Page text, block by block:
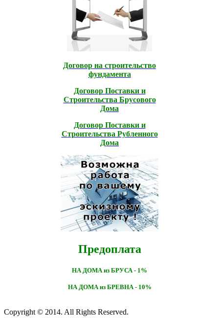
Договор на строительство
фундамента
Договор Поставки и
Строительcтва Брусового
Дома
Договор Поставки и
Строительcтва Рубленного
Дома
Предоплата
НА ДОМА из БРУСА - 1%
НА ДОМА из БРЕВНА - 10%
Copyright © 2014. All Rights Reserved.